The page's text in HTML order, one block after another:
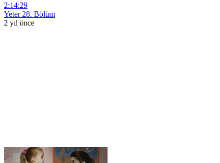
2:14:29
Yeter 28. Bölüm
2 yıl önce